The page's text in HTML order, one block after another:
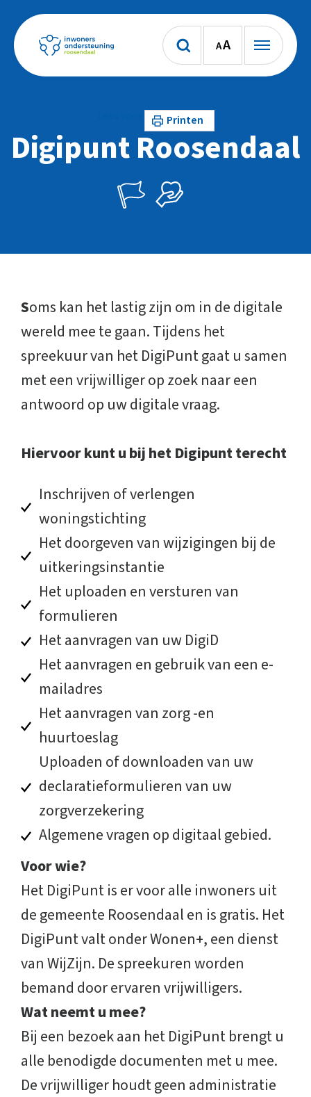
AA
Printen
Digipunt Roosendaal
Soms kan het lastig zijn om in de digitale
wereld mee te gaan. Tijdens het
spreekuur van het DigiPunt gaat u samen
met een vrijwilliger op zoek naar een
antwoord op uw digitale vraag.
Hiervoor kunt u bij het Digipunt terecht
Inschrijven of verlengen
woningstichting
Het doorgeven van wijzigingen bij de
uitkeringsinstantie
Het uploaden en versturen van
formulieren
Het aanvragen van uw DigiD
Het aanvragen en gebruik van een e-
mailadres
Het aanvragen van zorg -en
huurtoeslag
Uploaden of downloaden van uw
declaratieformulieren van uw
zorgverzekering
Algemene vragen op digitaal gebied.
Voor wie?
Het DigiPunt is er voor alle inwoners uit
de gemeente Roosendaal en is gratis. Het
DigiPunt valt onder Wonen+, een dienst
van WijZijn. De spreekuren worden
bemand door ervaren vrijwilligers.
Wat neemt u mee?
Bij een bezoek aan het DigiPunt brengt u
alle benodigde documenten met u mee.
De vrijwilliger houdt geen administratie